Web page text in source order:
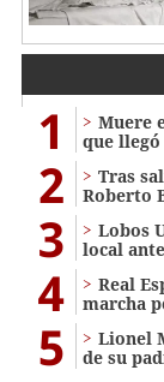
1
Muere
que
2
Tras
Roberto
3
Lobos
local
4
Real
marcha
5
Lionel
de su